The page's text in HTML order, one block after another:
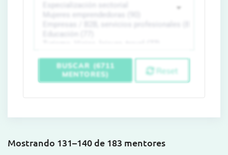
BUSCAR (6711
MENTORES)
Reset
Mostrando 131–140 de 183 mentores